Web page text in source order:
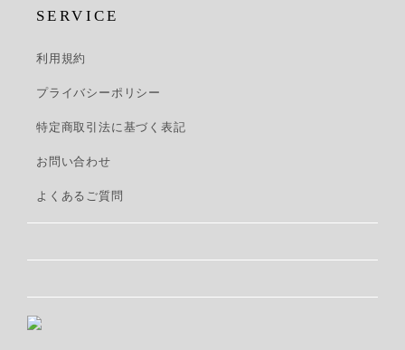
SERVICE
利用規約
プライバシーポリシー
特定商取引法に基づく表記
お問い合わせ
よくあるご質問